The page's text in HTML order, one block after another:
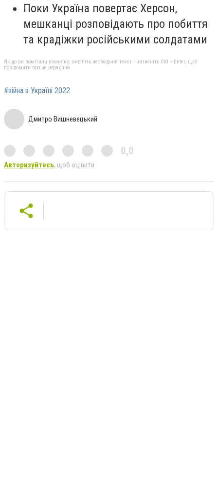
Поки Україна повертає Херсон,
мешканці розповідають про побиття
та крадіжки російськими солдатами
Якщо ви помітили помилку, виділіть необхідний текст і натисніть Ctrl + Enter, щоб
повідомити про це редакцію
#війна в Україні 2022
Дмитро Вишневецький
0,0
Авторизуйтесь, щоб оцінити